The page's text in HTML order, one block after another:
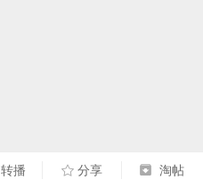
转播 分享 淘帖